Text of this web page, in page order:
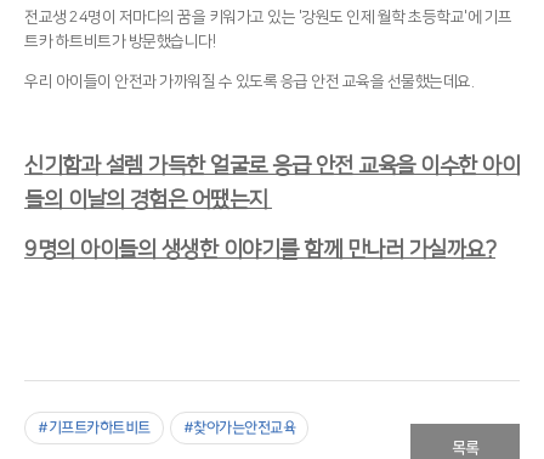
전교생 24명이 저마다의 꿈을 키워가고 있는 '강원도 인제 월학 초등학교'에 기프
트카 하트비트가 방문했습니다!
우리 아이들이 안전과 가까워질 수 있도록 응급 안전 교육을 선물했는데요.
신기함과 설렘 가득한 얼굴로 응급 안전 교육을 이수한 아이
들의 이날의 경험은 어땠는지
9명의 아이들의 생생한 이야기를 함께 만나러 가실까요?
#기프트카하트비트 #찾아가는안전교육
목록